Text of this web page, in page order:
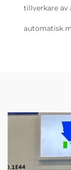
tillverkare av
automatisk